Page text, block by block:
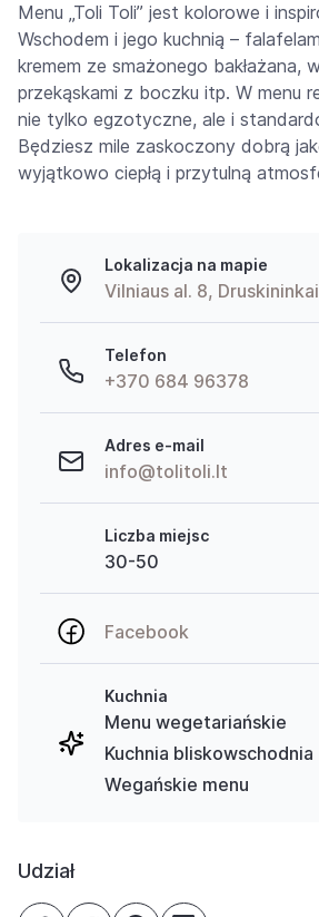
Menu „Toli Toli” jest kolorowe i
Wschodem i jego kuchnią –
kremem ze smażonego bakłażana,
przekąskami z boczku itp. W menu
nie tylko egzotyczne, ale i
Będziesz mile zaskoczony dobrą
wyjątkowo ciepłą i przytulną
Lokalizacja na mapie
Vilniaus al. 8,
Telefon
+370 684 96378
Adres e-mail
info@tolitoli.lt
Liczba miejsc
30-50
Facebook
Kuchnia
Menu wegetariańskie
Kuchnia bliskowschodnia
Wegańskie menu
Udział